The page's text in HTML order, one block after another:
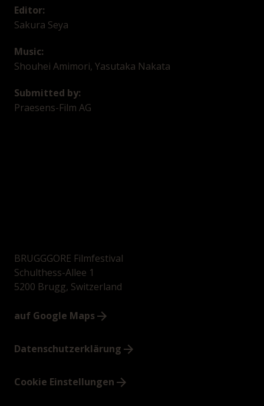
Editor:
Sakura Seya
Music:
Shouhei Amimori, Yasutaka Nakata
Submitted by:
Praesens-Film AG
BRUGGGORE Filmfestival
Schulthess-Allee 1
5200 Brugg, Switzerland
auf Google Maps
Datenschutzerklärung
Cookie Einstellungen